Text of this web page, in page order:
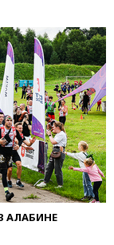
В Казани
погиб при
десятого
Bloomberg:
США
серию
своих служащих
Сняты
на полеты в
В Братиславе
НПЗ
АЛАБИНЕ